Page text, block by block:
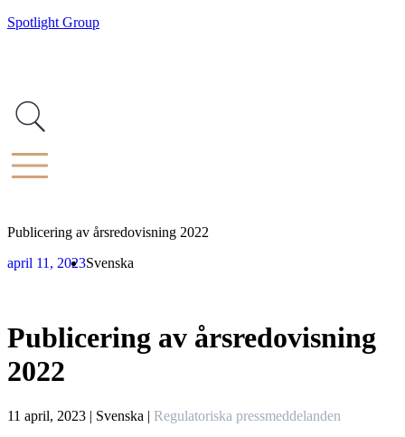
Spotlight Group
Publicering av årsredovisning 2022
april 11, 2023Svenska
Publicering av årsredovisning
2022
11 april, 2023 | Svenska | Regulatoriska pressmeddelanden